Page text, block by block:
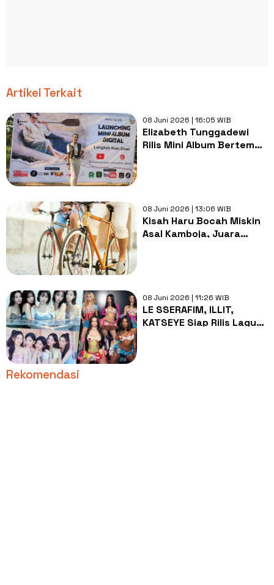
Artikel Terkait
08 Juni 2026 | 16:05 WIB
Elizabeth Tunggadewi
Rilis Mini Album Bertema
08 Juni 2026 | 13:06 WIB
Kisah Haru Bocah Miskin
Asal Kamboja, Juara
08 Juni 2026 | 11:26 WIB
LE SSERAFIM, ILLIT,
KATSEYE Siap Rilis Lagu
Rekomendasi